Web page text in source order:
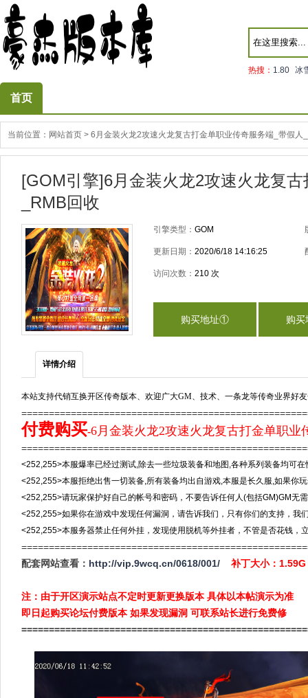
热搜： 1.80 冰
首页
当前位置： 网站首页 > 6月金装火龙2攻速火龙复古打金单职业传奇服务端_带假
[GOM引擎]6月金装火龙2攻速火龙复
_RMB回收
引擎类型： GOM
更新日期： 2020/6/18 14:16:25
访问次数： 210 次
购买地址① 购
详情介绍
本站支持代销互换开区传奇版本、欢迎广大GM、技术、一条龙等传奇业界好
付费购买-6月金装火龙2攻速火龙复古打金单职业
<252,255>本服爆率已经过测试,除去一些垃圾装备和地图,各种系列装备均可
<252,255>本服拒绝出售一切装备,所有装备均出自游戏,本服是长久服,如果你
<252,255>请玩家保护好自己的帐号和密码，不要告诉任何人(包括GM)GM无
<252,255>如果你在游戏中发现任何漏洞，请告诉我们，只有你们的支持，我
<252,255>本服务器禁止任何外挂，发现使用脱机等外挂者，不管是否花钱，
配套网站查看： http://vip.9wcq.cn/0618/001/ 补丁大小：
注：由于开区演示站点不定时更新更换版本 具体以本帖演示为准
即日起购买论坛付费版本 如果发现漏洞 可联系站长进行免费修